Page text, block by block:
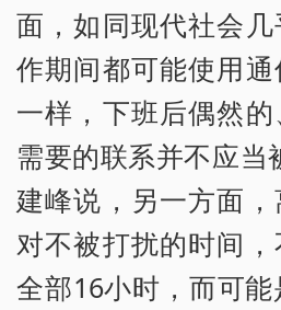
面，如同现代社会
作期间都可能使用
一样，下班后偶然
需要的联系并不应当
建峰说，另一方面
对不被打扰的时间
全部16小时，而可